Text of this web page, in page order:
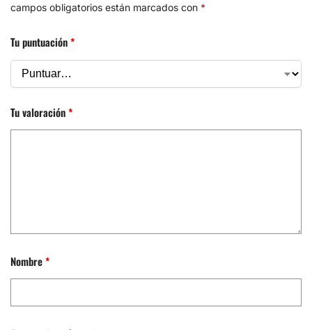
campos obligatorios están marcados con *
Tu puntuación*
Tu valoración*
Nombre*